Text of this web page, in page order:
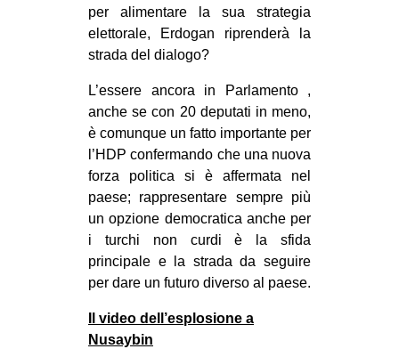
per alimentare la sua strategia
elettorale, Erdogan riprenderà la
strada del dialogo?
L’essere ancora in Parlamento ,
anche se con 20 deputati in meno,
è comunque un fatto importante per
l’HDP confermando che una nuova
forza politica si è affermata nel
paese; rappresentare sempre più
un opzione democratica anche per
i turchi non curdi è la sfida
principale e la strada da seguire
per dare un futuro diverso al paese.
Il video dell’esplosione a
Nusaybin